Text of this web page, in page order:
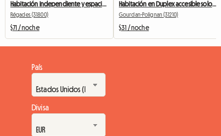
Habitación independiente y espaciosa para huéspedes en Le Regaid's.
Régades (31800)
$71 / noche
Habitación en Duplex accesible solo con contrato de arrendamiento de movilidad
Gourdan-Polignan (31210)
$31 / noche
País
Divisa